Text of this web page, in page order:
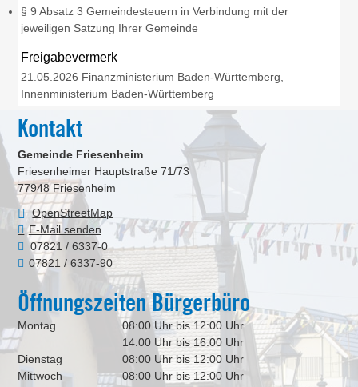
§ 9 Absatz 3 Gemeindesteuern in Verbindung mit der
jeweiligen Satzung Ihrer Gemeinde
Freigabevermerk
21.05.2026 Finanzministerium Baden-Württemberg,
Innenministerium Baden-Württemberg
Kontakt
Gemeinde Friesenheim
Friesenheimer Hauptstraße 71/73
77948 Friesenheim
OpenStreetMap
E-Mail senden
07821 / 6337-0
07821 / 6337-90
Öffnungszeiten Bürgerbüro
Montag
08:00 Uhr bis 12:00 Uhr
14:00 Uhr bis 16:00 Uhr
Dienstag
08:00 Uhr bis 12:00 Uhr
Mittwoch
08:00 Uhr bis 12:00 Uhr